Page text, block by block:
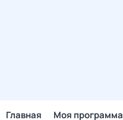
Главная Моя программа